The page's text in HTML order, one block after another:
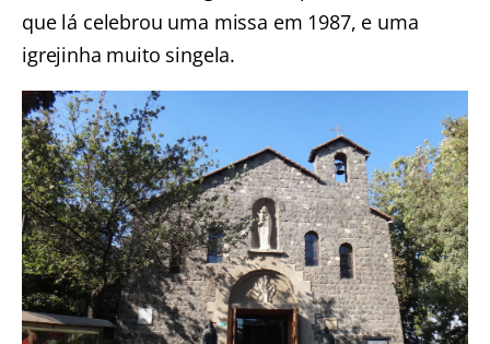
que lá celebrou uma missa em 1987, e uma
igrejinha muito singela.